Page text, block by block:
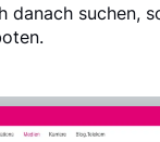
danach suchen,